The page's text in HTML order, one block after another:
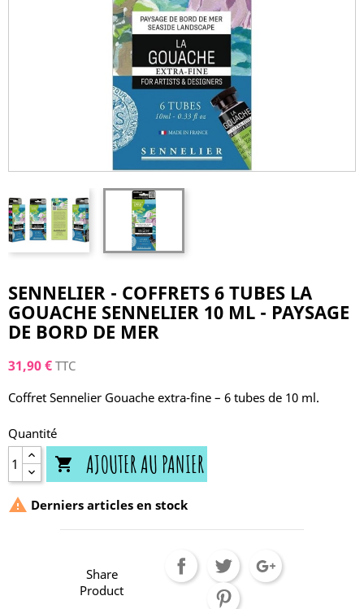
SENNELIER - COFFRETS 6 TUBES LA
GOUACHE SENNELIER 10 ML - PAYSAGE
DE BORD DE MER
31,90 € TTC
Coffret Sennelier Gouache extra-fine – 6 tubes de 10 ml.
Quantité
 AJOUTER AU PANIER
 Derniers articles en stock
Share
Product